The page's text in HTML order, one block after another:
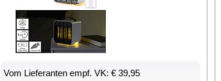
Vom Lie­fe­ran­ten empf. VK: € 39,95